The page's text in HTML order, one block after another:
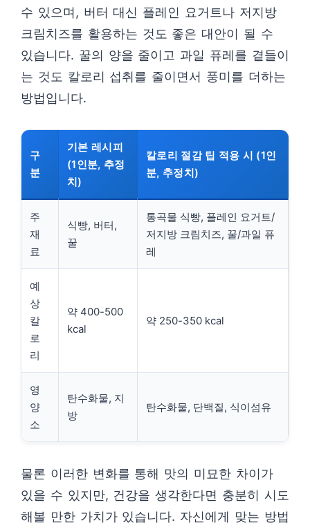
수 있으며, 버터 대신 플레인 요거트나 저지방
크림치즈를 활용하는 것도 좋은 대안이 될 수
있습니다. 꿀의 양을 줄이고 과일 퓨레를 곁들이
는 것도 칼로리 섭취를 줄이면서 풍미를 더하는
방법입니다.
구
분
기본 레시피
(1인분, 추정
치)
칼로리 절감 팁 적용 시 (1인
분, 추정치)
주
재
료
식빵, 버터,
꿀
통곡물 식빵, 플레인 요거트/
저지방 크림치즈, 꿀/과일 퓨
레
예
상
칼
로
리
약 400-500
kcal
약 250-350 kcal
영
양
소
탄수화물, 지
방
탄수화물, 단백질, 식이섬유
물론 이러한 변화를 통해 맛의 미묘한 차이가
있을 수 있지만, 건강을 생각한다면 충분히 시도
해볼 만한 가치가 있습니다. 자신에게 맞는 방법